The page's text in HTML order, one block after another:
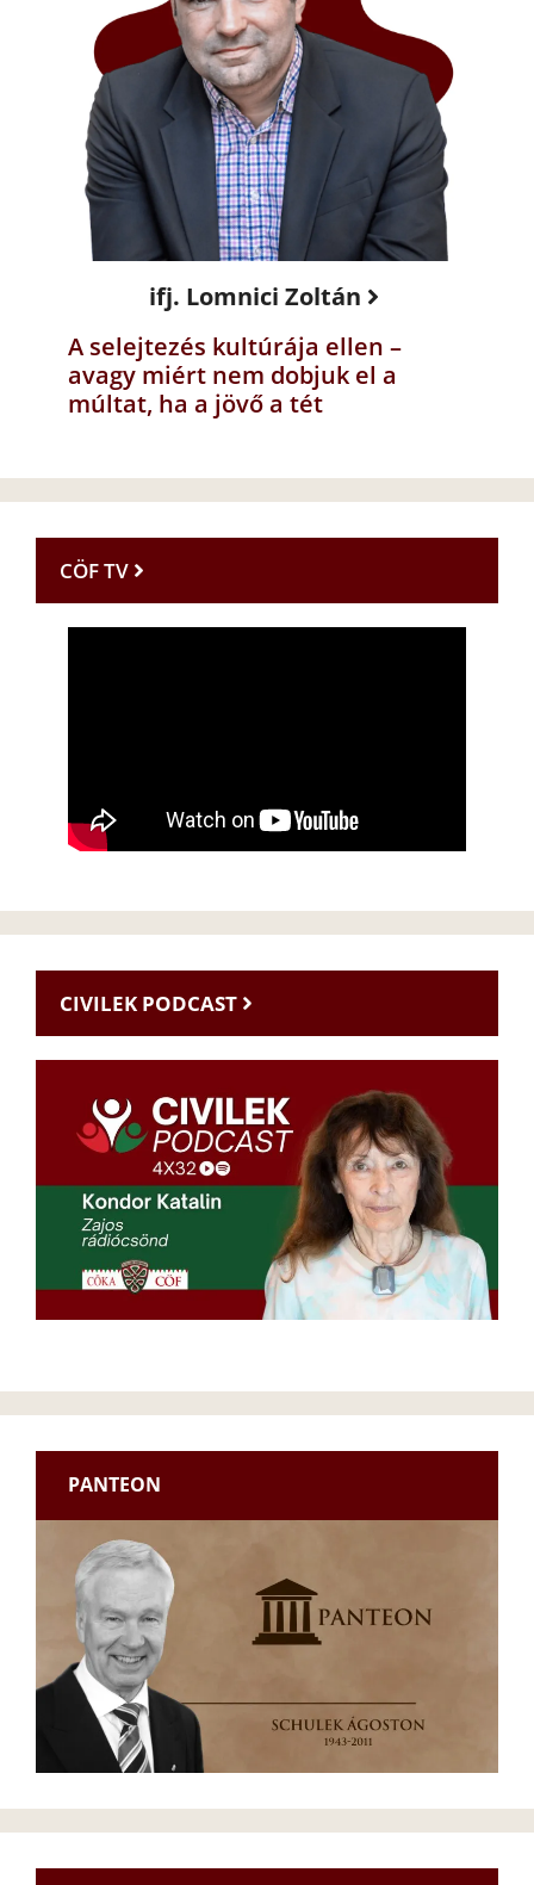
ifj. Lomnici Zoltán
A selejtezés kultúrája ellen –
avagy miért nem dobjuk el a
múltat, ha a jövő a tét
CÖF TV
CIVILEK PODCAST
PANTEON